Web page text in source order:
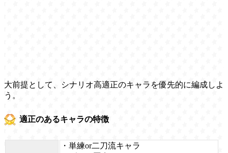
大前提として、シナリオ高適正のキャラを優先的に編成しよ
う。
適正のあるキャラの特徴
・単練or二刀流キャラ